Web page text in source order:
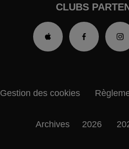
CLUBS
Gestion des cookies
Archives 2026